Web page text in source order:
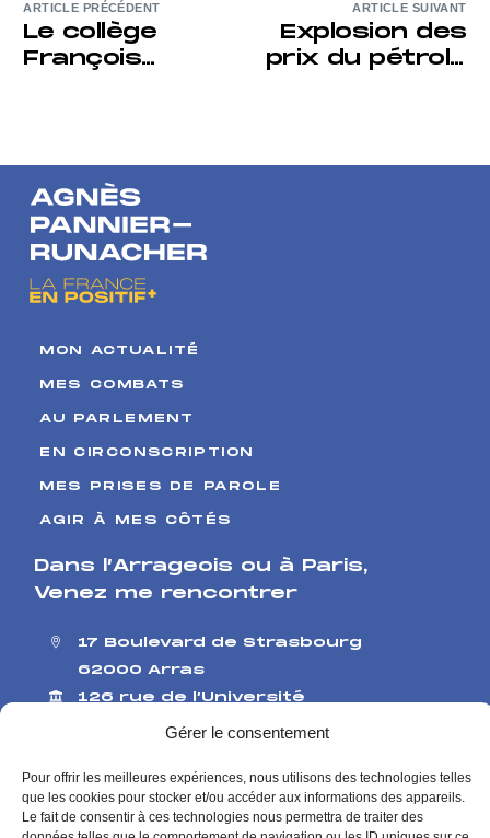
Gérer le consentement
Pour offrir les meilleures expériences, nous utilisons des technologies telles
que les cookies pour stocker et/ou accéder aux informations des appareils.
Le fait de consentir à ces technologies nous permettra de traiter des
ARTICLE PRÉCÉDENT
Le collège
François
nationale
ARTICLE SUIVANT
Explosion des
prix du pétrole
MON ACTUALITÉ
MES COMBATS
AU PARLEMENT
EN CIRCONSCRIPTION
MES PRISES DE PAROLE
AGIR À MES CÔTÉS
Dans l’Arrageois ou à Paris,
Venez me rencontrer
17 Boulevard de Strasbourg
62000 Arras
126 rue de l’Université
75007 Paris
Contact presse
Mentions Légales Politique de Confidentialité